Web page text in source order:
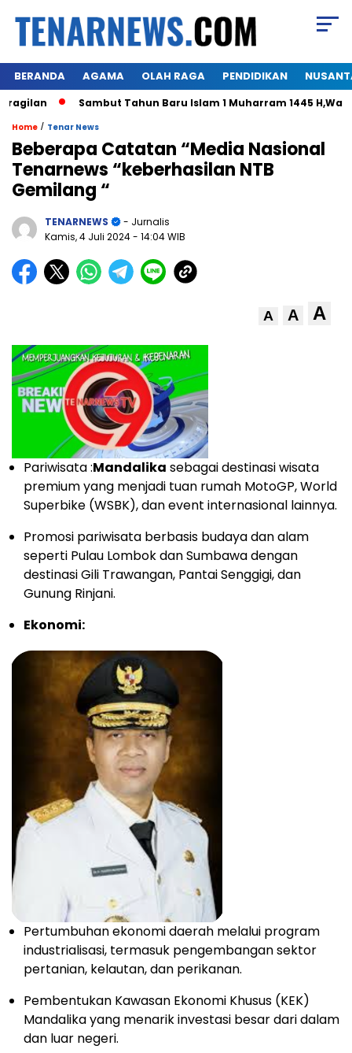
BERANDA AGAMA OLAH RAGA PENDIDIKAN
Sambut Tahun Baru Islam 1 Muharram 1445 H,Warga
Home / Tenar News
Beberapa Catatan “Media Nasional
Tenarnews “keberhasilan NTB
Gemilang “
TENARNEWS
- Jurnalis
Kamis, 4 Juli 2024- 14:04 WIB
A A A
Pariwisata :Mandalika sebagai destinasi wisata
premium yang menjadi tuan rumah MotoGP, World
Superbike (WSBK), dan event internasional lainnya.
Promosi pariwisata berbasis budaya dan alam
seperti Pulau Lombok dan Sumbawa dengan
destinasi Gili Trawangan, Pantai Senggigi, dan
Gunung Rinjani.
Ekonomi:
Pertumbuhan ekonomi daerah melalui program
industrialisasi, termasuk pengembangan sektor
pertanian, kelautan, dan perikanan.
Pembentukan Kawasan Ekonomi Khusus (KEK)
Mandalika yang menarik investasi besar dari dalam
dan luar negeri.